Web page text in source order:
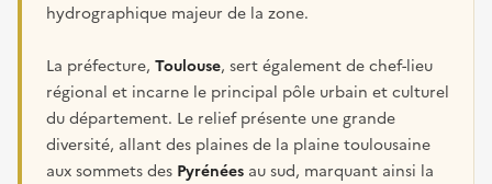
hydrographique majeur de la zone.
La préfecture, Toulouse, sert également de chef-lieu
régional et incarne le principal pôle urbain et culturel
du département. Le relief présente une grande
diversité, allant des plaines de la plaine toulousaine
aux sommets des Pyrénées au sud, marquant ainsi la